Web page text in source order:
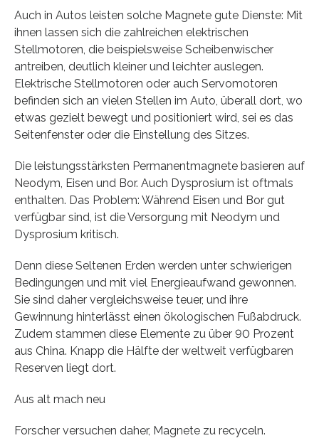
Auch in Autos leisten solche Magnete gute Dienste: Mit
ihnen lassen sich die zahlreichen elektrischen
Stellmotoren, die beispielsweise Scheibenwischer
antreiben, deutlich kleiner und leichter auslegen.
Elektrische Stellmotoren oder auch Servomotoren
befinden sich an vielen Stellen im Auto, überall dort, wo
etwas gezielt bewegt und positioniert wird, sei es das
Seitenfenster oder die Einstellung des Sitzes.
Die leistungsstärksten Permanentmagnete basieren auf
Neodym, Eisen und Bor. Auch Dysprosium ist oftmals
enthalten. Das Problem: Während Eisen und Bor gut
verfügbar sind, ist die Versorgung mit Neodym und
Dysprosium kritisch.
Denn diese Seltenen Erden werden unter schwierigen
Bedingungen und mit viel Energieaufwand gewonnen.
Sie sind daher vergleichsweise teuer, und ihre
Gewinnung hinterlässt einen ökologischen Fußabdruck.
Zudem stammen diese Elemente zu über 90 Prozent
aus China. Knapp die Hälfte der weltweit verfügbaren
Reserven liegt dort.
Aus alt mach neu
Forscher versuchen daher, Magnete zu recyceln.